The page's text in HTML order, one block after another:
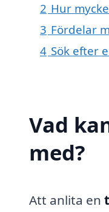
2 Hur
3 Fördelar
4 Sök efter
Vad
med?
Att anlita en